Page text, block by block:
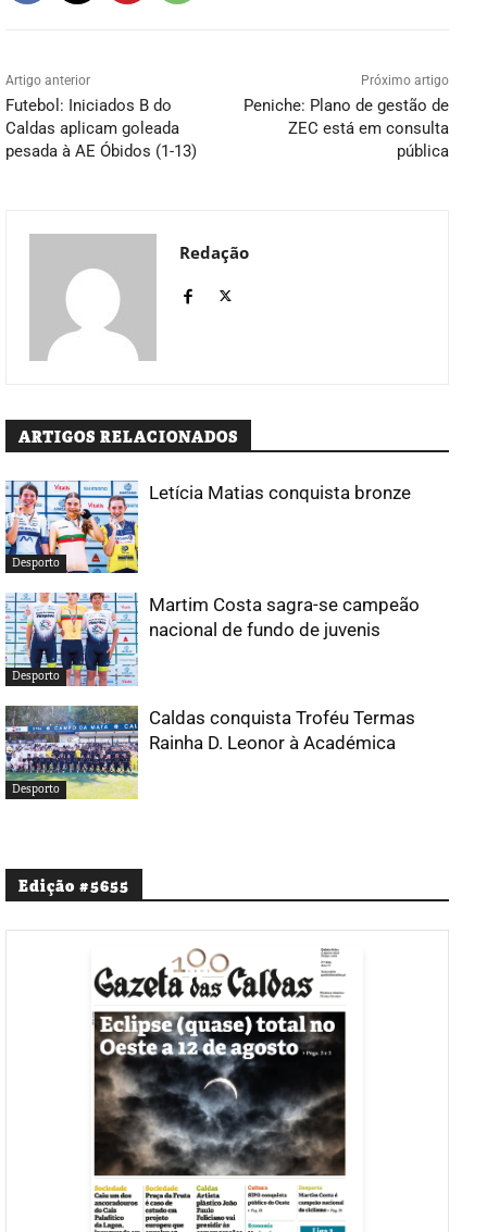
Artigo anterior
Futebol: Iniciados B do
Caldas aplicam goleada
pesada à AE Óbidos (1-13)
Próximo artigo
Peniche: Plano de gestão de
ZEC está em consulta
pública
Redação
ARTIGOS RELACIONADOS
Desporto
Letícia Matias conquista bronze
Desporto
Martim Costa sagra-se campeão
nacional de fundo de juvenis
Desporto
Caldas conquista Troféu Termas
Rainha D. Leonor à Académica
Edição #5655